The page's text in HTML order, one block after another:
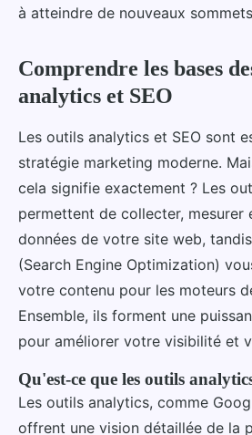
à atteindre de nouveaux
Comprendre les bases
analytics et SEO
Les outils analytics et SEO sont
stratégie marketing moderne.
cela signifie exactement ? Les
permettent de collecter, mesurer
données de votre site web,
(Search Engine Optimization)
votre contenu pour les moteurs
Ensemble, ils forment une
pour améliorer votre visibilité et
Qu'est-ce que les outils
Les outils analytics, comme
offrent une vision détaillée de la